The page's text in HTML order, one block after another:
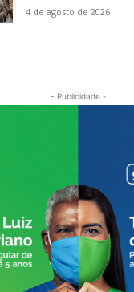
4 de agosto de 2026
- Publicidade -